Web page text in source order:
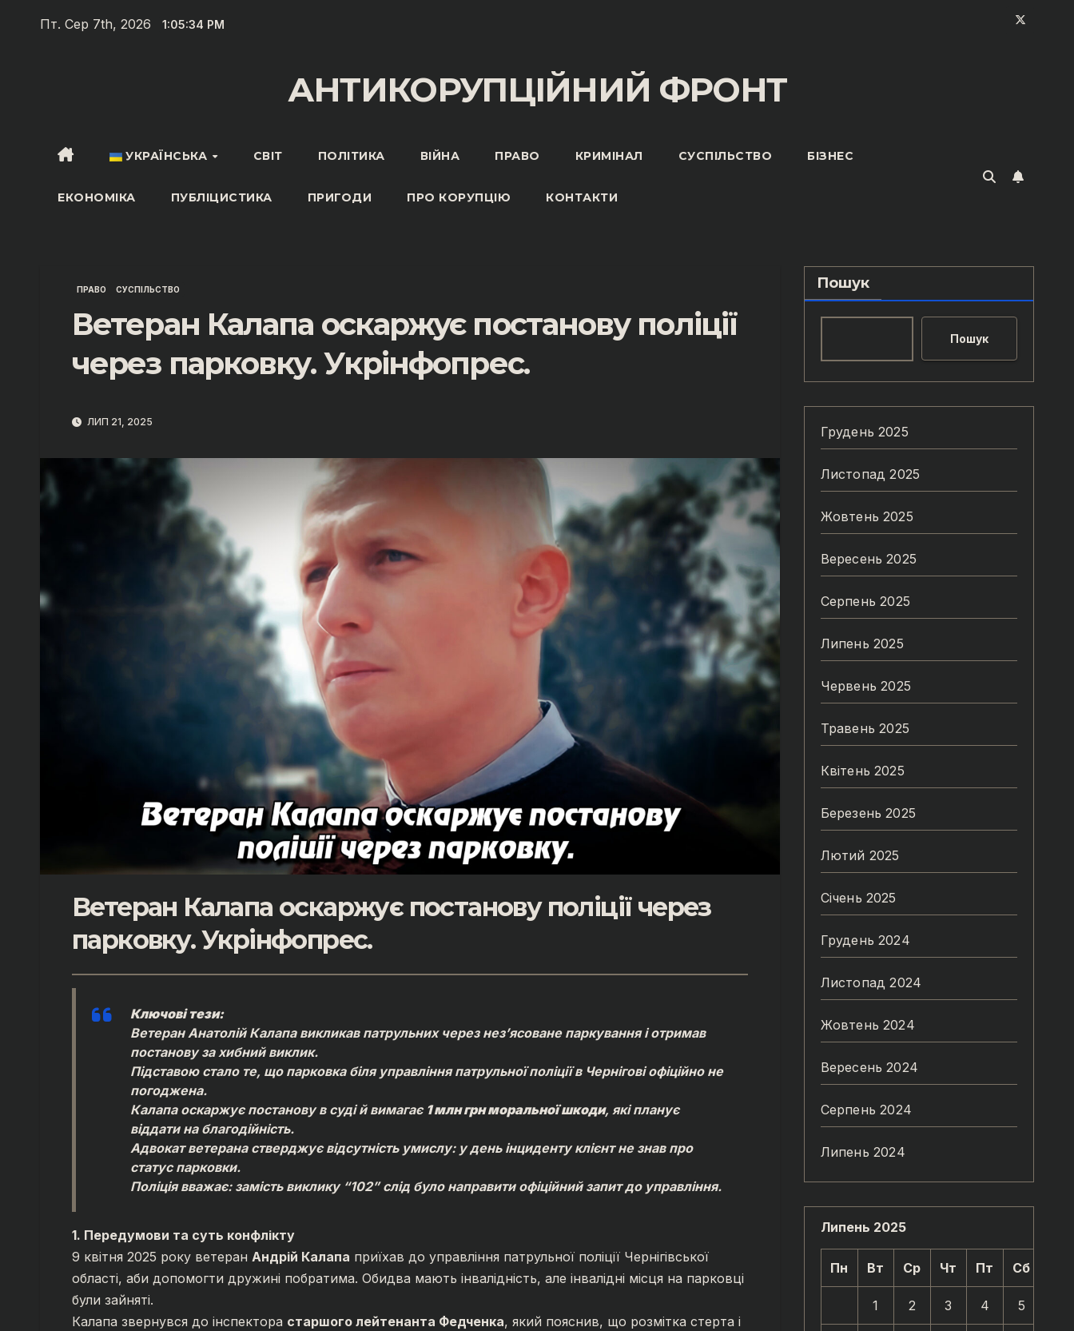
Пт. Сер 7th, 2026 1:05:35 PM
АНТИКОРУПЦІЙНИЙ ФРОНТ
УКРАЇНСЬКА СВІТ ПОЛІТИКА ВІЙНА ПРАВО КРИМІНАЛ СУСПІЛЬСТВО БІЗНЕС
ЕКОНОМІКА ПУБЛІЦИСТИКА ПРИГОДИ ПРО КОРУПЦІЮ КОНТАКТИ
ПРАВО СУСПІЛЬСТВО
Ветеран Калапа оскаржує постанову поліції
через парковку. Укрінфопрес.
ЛИП 21, 2025
Ветеран Калапа оскаржує постанову поліції через
парковку. Укрінфопрес.
Ключові тези:
Ветеран Анатолій Калапа викликав патрульних через нез’ясоване паркування і отримав
постанову за хибний виклик.
Підставою стало те, що парковка біля управління патрульної поліції в Чернігові офіційно не
погоджена.
Калапа оскаржує постанову в суді й вимагає 1 млн грн моральної шкоди, які планує
віддати на благодійність.
Адвокат ветерана стверджує відсутність умислу: у день інциденту клієнт не знав про
статус парковки.
Поліція вважає: замість виклику “102” слід було направити офіційний запит до управління.
1. Передумови та суть конфлікту
9 квітня 2025 року ветеран Андрій Калапа приїхав до управління патрульної поліції Чернігівської
області, аби допомогти дружині побратима. Обидва мають інвалідність, але інвалідні місця на парковці
були зайняті.
Калапа звернувся до інспектора старшого лейтенанта Федченка, який пояснив, що розмітка стерта і
Пошук
Пошук
Грудень 2025
Листопад 2025
Жовтень 2025
Вересень 2025
Серпень 2025
Липень 2025
Червень 2025
Травень 2025
Квітень 2025
Березень 2025
Лютий 2025
Січень 2025
Грудень 2024
Листопад 2024
Жовтень 2024
Вересень 2024
Серпень 2024
Липень 2024
Липень 2025
Пн Вт Ср Чт Пт Сб
1 2 3 4 5